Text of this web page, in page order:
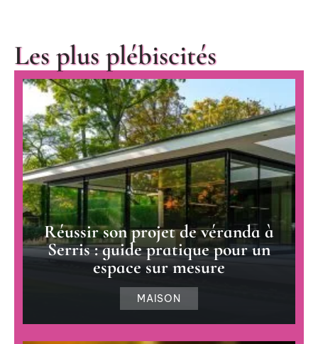
Les plus plébiscités
Réussir son projet de véranda à
Serris : guide pratique pour un
espace sur mesure
MAISON